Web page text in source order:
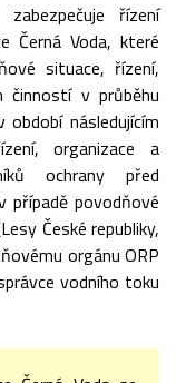
řízení
Černá Voda, které
situace, řízení,
činností v průběhu
následujícím
organizace a
ochrany před
případě povodňové
České republiky,
orgánu ORP
vodního toku